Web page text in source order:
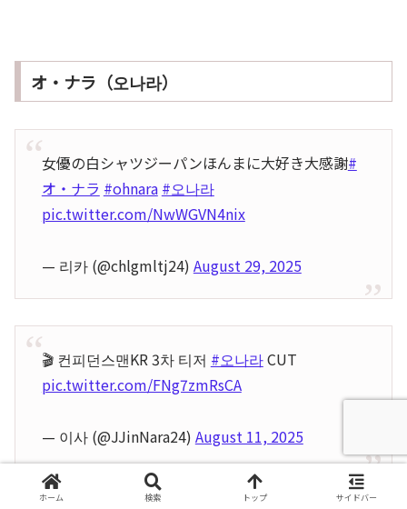
オ・ナラ（오나라）
女優の白シャツジーパンほんまに大好き大感謝#
オ・ナラ #ohnara #오나라
pic.twitter.com/NwWGVN4nix
— 리카 (@chlgmltj24) August 29, 2025
🎬 컨피던스맨KR 3차 티저 #오나라CUT
pic.twitter.com/FNg7zmRsCA
— 이사 (@JJinNara24) August 11, 2025
ホーム 検索 トップ サイドバー